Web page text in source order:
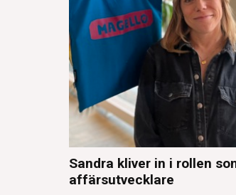
Sandra kliver in i rollen
affärsutvecklare